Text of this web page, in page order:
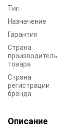
Тип
Назначение
Гарантия
Страна
производитель
товара
Страна
регистрации
бренда
Описание